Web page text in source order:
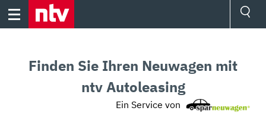
Skip
Finden Sie Ihren Neuwagen mit
ntv Autoleasing
Ein Service von